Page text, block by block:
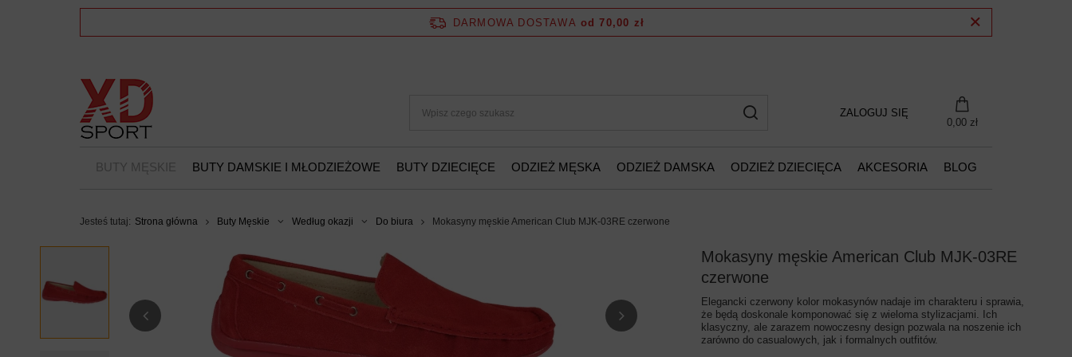
DARMOWA DOSTAWA od 70,00 zł
ZALOGUJ SIĘ
0,00 zł
BUTY MĘSKIE BUTY DAMSKIE I MŁODZIEŻOWE BUTY DZIECIĘCE ODZIEŻ MĘSKA ODZIEŻ DAMSKA ODZIEŻ DZIECIĘCA AKCESORIA BLOG
Jesteś tutaj: Strona główna Buty Męskie Według okazji Do biura Mokasyny męskie American Club MJK-03RE czerwone
Mokasyny męskie American Club MJK-03RE
czerwone
Elegancki czerwony kolor mokasynów nadaje im charakteru i sprawia,
że będą doskonale komponować się z wieloma stylizacjami. Ich
klasyczny, ale zarazem nowoczesny design pozwala na noszenie ich
zarówno do casualowych, jak i formalnych outfitów.